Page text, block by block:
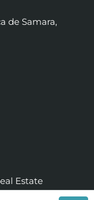
de Samara,
Estate